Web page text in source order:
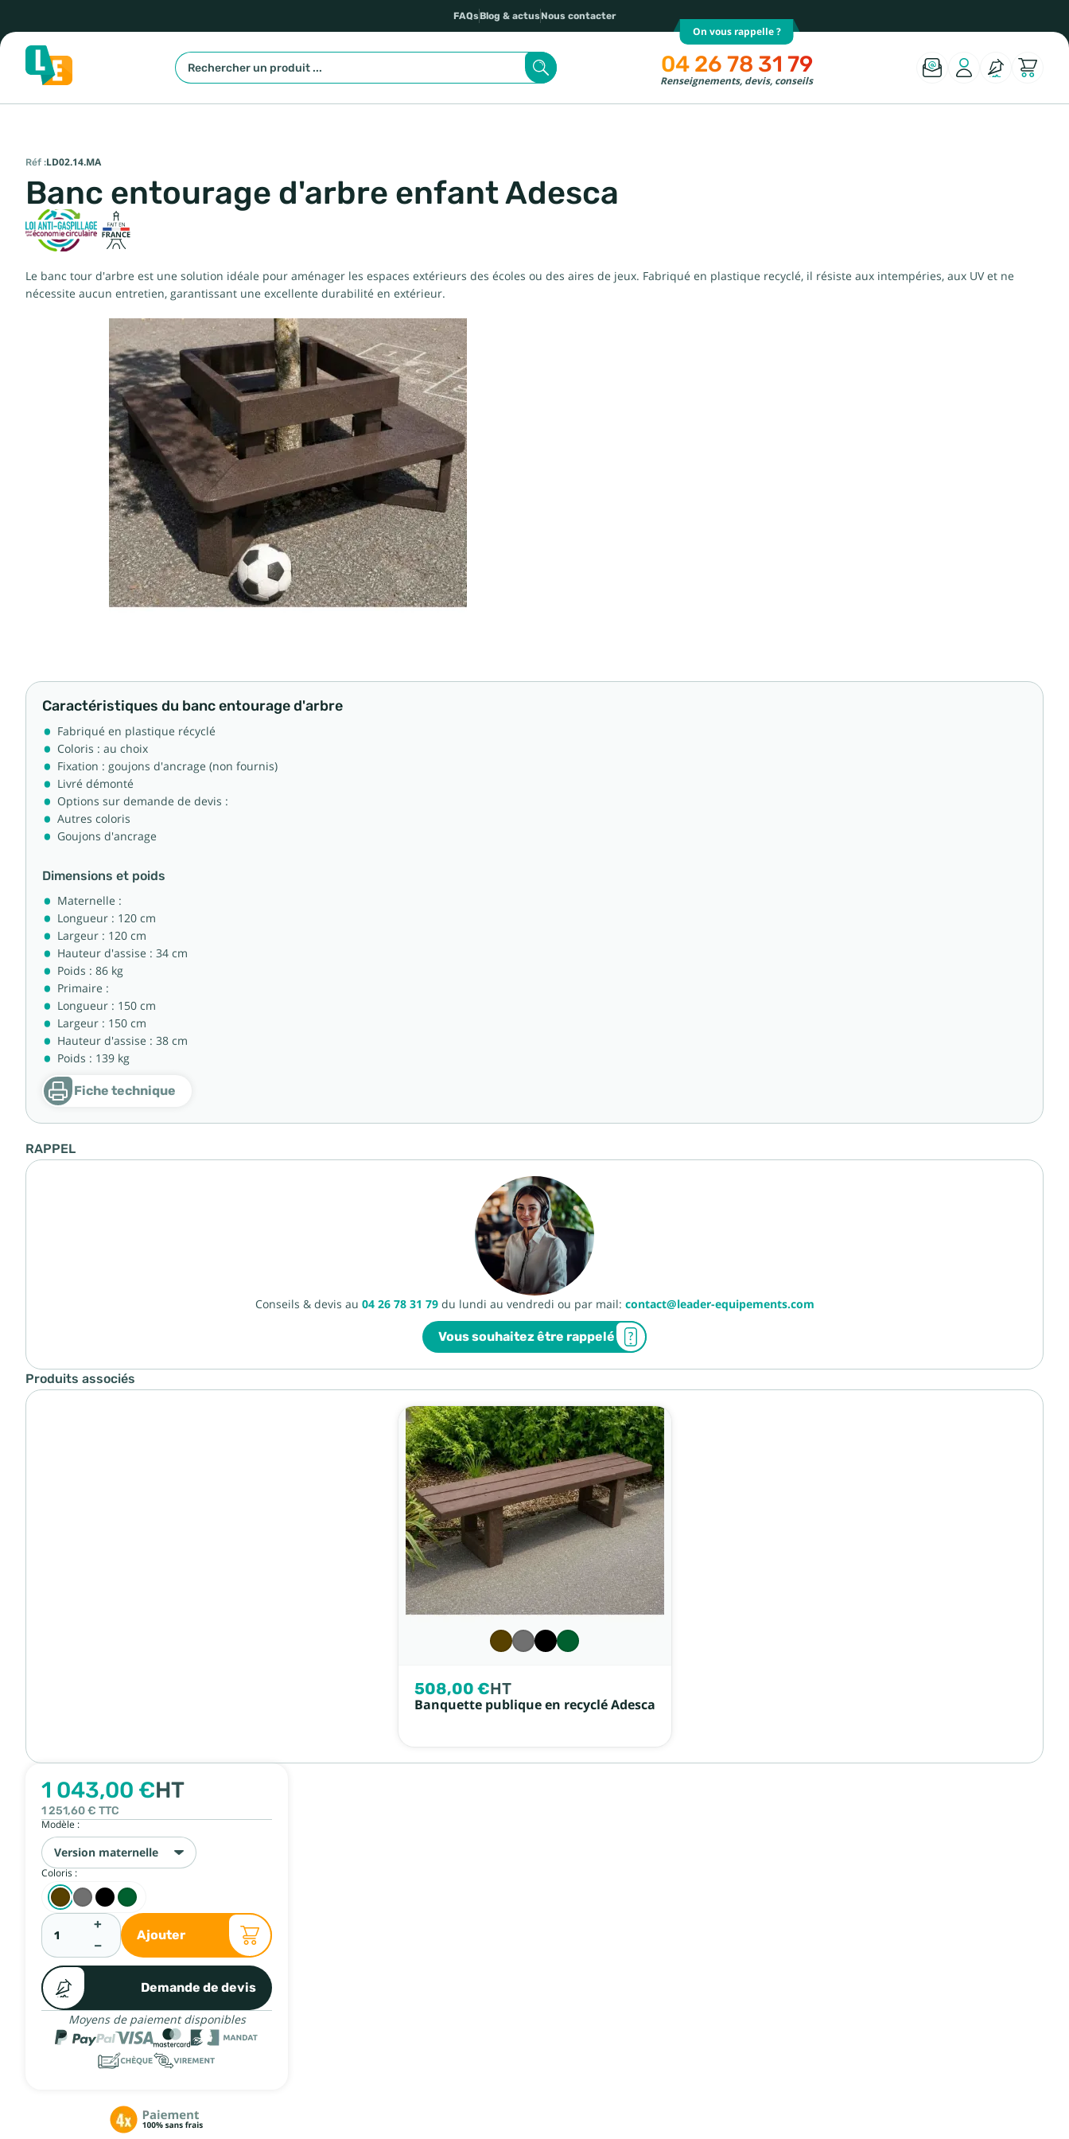
FAQsBlog & actusNous contacter
On vous rappelle ?
04 26 78 31 79
Renseignements, devis, conseils
1 043,00 €HT
1 251,60 € TTC
Modèle :
Version maternelle
Coloris :
+
−
Ajouter
Demande de devis
Moyens de paiement disponibles
Réf :LD02.14.MA
Banc entourage d'arbre enfant Adesca
Le banc tour d'arbre est une solution idéale pour aménager les espaces extérieurs des écoles ou des aires de jeux. Fabriqué en plastique recyclé, il résiste aux intempéries, aux UV et ne
nécessite aucun entretien, garantissant une excellente durabilité en extérieur.
Caractéristiques du banc entourage d'arbre
Fabriqué en plastique récyclé
Coloris : au choix
Fixation : goujons d'ancrage (non fournis)
Livré démonté
Options sur demande de devis :
Autres coloris
Goujons d'ancrage
Dimensions et poids
Maternelle :
Longueur : 120 cm
Largeur : 120 cm
Hauteur d'assise : 34 cm
Poids : 86 kg
Primaire :
Longueur : 150 cm
Largeur : 150 cm
Hauteur d'assise : 38 cm
Poids : 139 kg
Fiche technique
RAPPEL
Conseils & devis au 04 26 78 31 79du lundi au vendredi ou par mail: contact@leader-equipements.com
Vous souhaitez être rappelé
Produits associés
508,00 €HT
Banquette publique en recyclé Adesca